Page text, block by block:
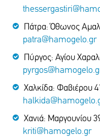
Πάτρα: Όθωνος
patra@hamogelo.gr
Πύργος: Αγίου
Χαλκίδα: Φαβιέρου
Χανιά: Μαργουνίου
kriti@hamogelo.gr